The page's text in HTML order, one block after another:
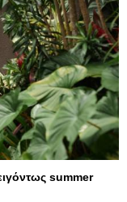
summer